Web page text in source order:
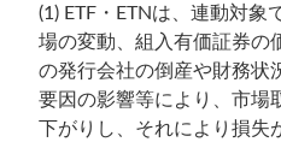
(1) ETF・ETNは、連動対象
場の変動、組入有価証券の
の発行会社の倒産や財務状
要因の影響等により、市場
下がりし、それにより損失